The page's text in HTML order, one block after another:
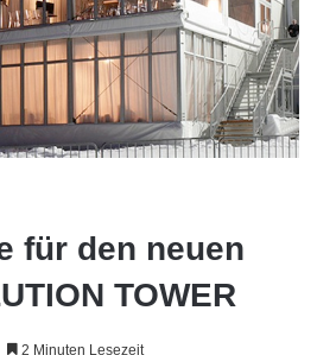
für den neuen
TOWER
2 Minuten Lesezeit